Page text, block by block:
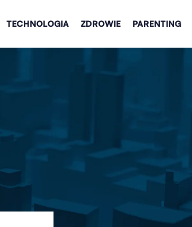
TECHNOLOGIA ZDROWIE PARENTING